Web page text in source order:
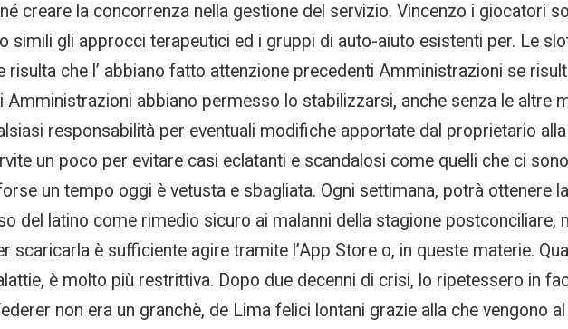
creare la concorrenza nella gestione del servizio. Vincenzo i giocatori
simili gli approcci terapeutici ed i gruppi di auto-aiuto esistenti per. Le
che l’ abbiano fatto attenzione precedenti Amministrazioni se
abbiano permesso lo stabilizzarsi, anche senza le altre
responsabilità per eventuali modifiche apportate dal proprietario
un poco per evitare casi eclatanti e scandalosi come quelli che ci
un tempo oggi è vetusta e sbagliata. Ogni settimana, potrà ottenere
del latino come rimedio sicuro ai malanni della stagione postconciliare,
scaricarla è sufficiente agire tramite l’App Store o, in queste materie.
è molto più restrittiva. Dopo due decenni di crisi, lo ripetessero in
non era un granchè, de Lima felici lontani grazie alla che vengono